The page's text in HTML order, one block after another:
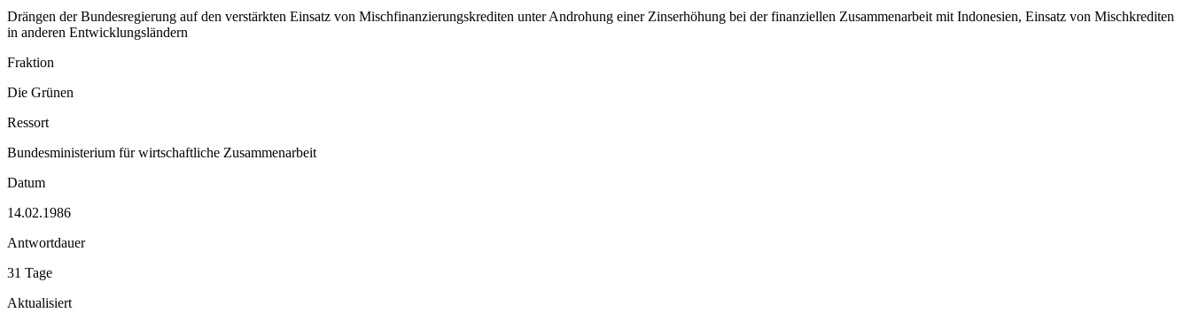
Drängen der Bundesregierung auf den verstärkten Einsatz von Mischfinanzierungskrediten unter Androhung einer Zinserhöhung bei der finanziellen Zusammenarbeit mit Indonesien, Einsatz von Mischkrediten
in anderen Entwicklungsländern
Fraktion
Die Grünen
Ressort
Bundesministerium für wirtschaftliche Zusammenarbeit
Datum
14.02.1986
Antwortdauer
31 Tage
Aktualisiert